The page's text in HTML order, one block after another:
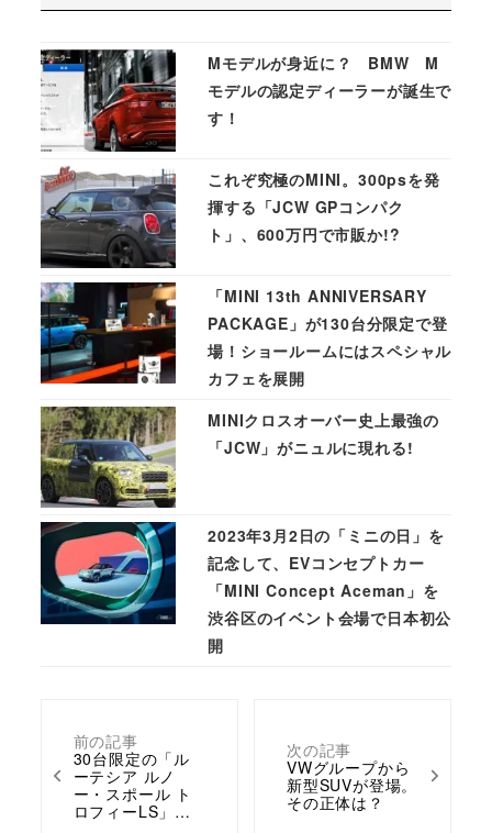
前の記事
30台限定の「ル
ーテシア ルノ
ー・スポール ト
ロフィーLS」…
次の記事
VWグループから
新型SUVが登場。
その正体は？
Mモデルが身近に？ BMW M
モデルの認定ディーラーが誕生で
す！
これぞ究極のMINI。300psを発
揮する「JCW GPコンパク
ト」、600万円で市販か!?
「MINI 13th ANNIVERSARY
PACKAGE」が130台分限定で登
場！ショールームにはスペシャル
カフェを展開
MINIクロスオーバー史上最強の
「JCW」がニュルに現れる!
2023年3月2日の「ミニの日」を
記念して、EVコンセプトカー
「MINI Concept Aceman」を
渋谷区のイベント会場で日本初公
開